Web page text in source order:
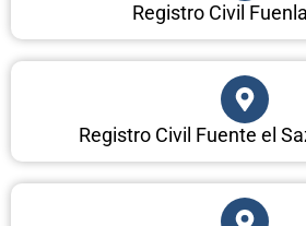
Registro Civil
Registro Civil Fuente el